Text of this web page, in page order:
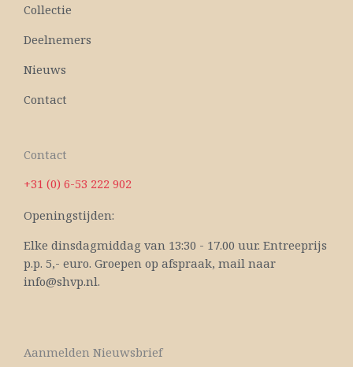
Collectie
Deelnemers
Nieuws
Contact
Contact
+31 (0) 6-53 222 902
Openingstijden:
Elke dinsdagmiddag van 13:30 - 17.00 uur. Entreeprijs
p.p. 5,- euro. Groepen op afspraak, mail naar
info@shvp.nl.
Aanmelden Nieuwsbrief